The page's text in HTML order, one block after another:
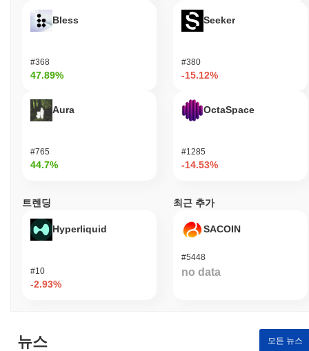
Sanko GameCorp의 현재 일일 거래량은 얼마인가
요?
Sanko GameCorp의 가격 범위 기록은 무엇인가요?
역대 최고가(ATH):
역대 최저가(ATL):
니다 .
지난 7일 동안 Sanko GameCorp는
을 기록한 전체 암호화폐 시장에 뒤처졌습니다. 이는 더 넓은 시장
모멘텀과 비교하여 DMT의 가격 움직임에서 일시적인 지연을 나타
Bless
#368
47.89%
Aura
#765
44.7%
Seeker
#380
-15.12%
OctaSpace
#1285
-14.53%
트렌딩
Hyperliquid
#10
-2.93%
최근 추가
SACOIN
#5448
no data
뉴스 모든 뉴스